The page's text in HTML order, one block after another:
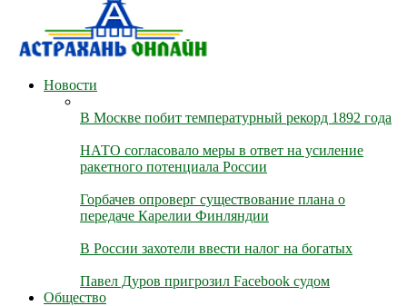
Новости
В Москве побит температурный рекорд 1892 года
НАТО согласовало меры в ответ на усиление
ракетного потенциала России
Горбачев опроверг существование плана о
передаче Карелии Финляндии
В России захотели ввести налог на богатых
Павел Дуров пригрозил Facebook судом
Общество